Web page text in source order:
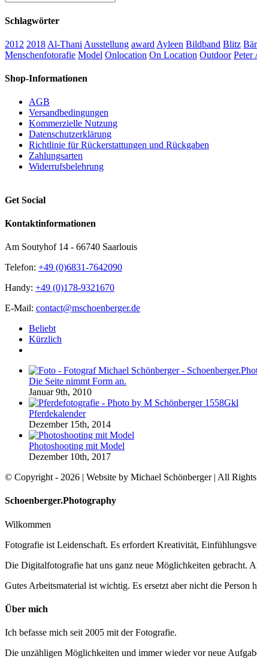
Schlagwörter
2012 2018 Al-Thani Ausstellung award Ayleen Bildband Blitz Bär
Menschenfotorafie Model Onlocation On Location Outdoor Peter
Shop-Informationen
AGB
Versandbedingungen
Kommerzielle Nutzung
Datenschutzerklärung
Richtlinie für Rückerstattungen und Rückgaben
Zahlungsarten
Widerrufsbelehrung
Get Social
Kontaktinformationen
Am Soutyhof 14 - 66740 Saarlouis
Telefon: +49 (0)6831-7642090
Handy: +49 (0)178-9321670
E-Mail: contact@mschoenberger.de
Beliebt
Kürzlich
Die Seite nimmt Form an.
Januar 9th, 2010
Pferdekalender
Dezember 15th, 2014
Photoshooting mit Model
Dezember 10th, 2017
© Copyright - 2026 | Website by Michael Schönberger | All
Toggle
Bar
Schoenberger.Photography
Wilkommen
Fotografie ist Leidenschaft. Es erfordert Kreativität,
Die Digitalfotografie hat uns ganz neue Möglichkeiten gebracht.
Gutes Arbeitsmaterial ist wichtig. Es ersetzt aber nicht die Person
Über mich
Ich befasse mich seit 2005 mit der Fotografie.
Die unzähligen Möglichkeiten und immer wieder vor neue